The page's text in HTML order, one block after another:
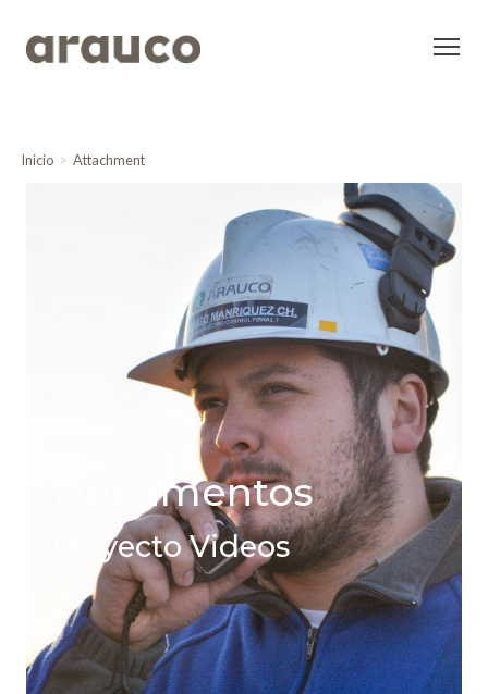
Inicio Attachment
Documentos
Proyecto Videos